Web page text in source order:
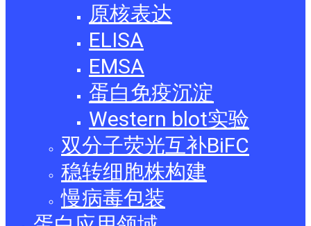
原核表达
ELISA
EMSA
蛋白免疫沉淀
Western blot实验
双分子荧光互补BiFC
稳转细胞株构建
慢病毒包装